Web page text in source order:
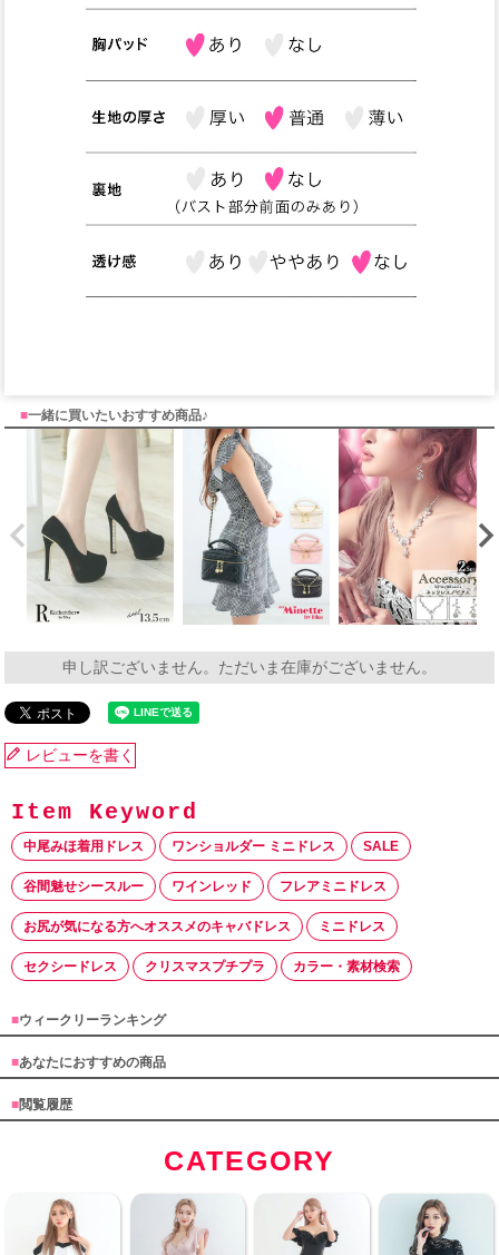
■一緒に買いたいおすすめ商品♪
申し訳ございません。ただいま在庫がございません。
レビューを書く
中尾みほ着用ドレス ワンショルダー ミニドレス SALE
谷間魅せシースルー ワインレッド フレアミニドレス
お尻が気になる方へオススメのキャバドレス ミニドレス
セクシードレス クリスマスプチプラ カラー・素材検索
■ウィークリーランキング
■あなたにおすすめの商品
■閲覧履歴
CATEGORY